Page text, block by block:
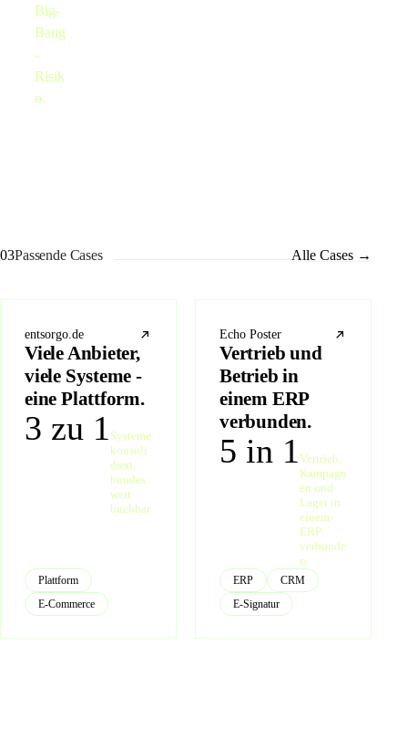
Big-
Bang
-
Risik
o.
03Passende Cases Alle Cases →
entsorgo.de
Viele Anbieter,
viele Systeme -
eine Plattform.
3 zu 1 Systeme
konsoli
diert,
bundes
weit
buchbar
Plattform
E-Commerce
Echo Poster
Vertrieb und
Betrieb in
einem ERP
verbunden.
5 in 1 Vertrieb,
Kampagn
en und
Lager in
einem
ERP
verbunde
n
ERP
CRM
E-Signatur